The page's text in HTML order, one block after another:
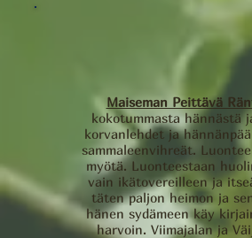
Maiseman Peittävä
kokotummasta hännästä
korvanlehdet ja
sammaleenvihreät.
myötä. Luonteestaan
vain ikätovereilleen ja
täten paljon heimon ja
hänen sydämeen käy
harvoin. Viimajalan ja